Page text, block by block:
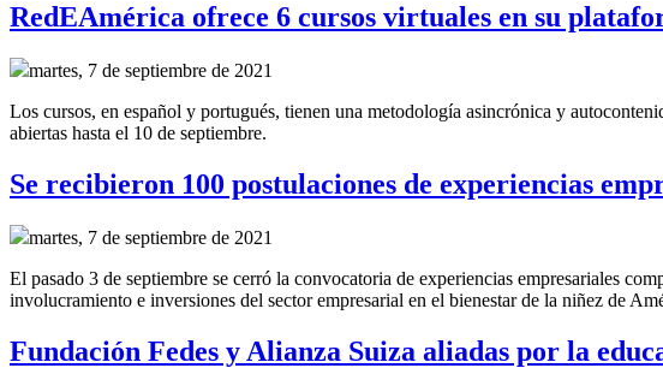
RedEAmérica ofrece 6 cursos virtuales en su
martes, 7 de septiembre de 2021
Los cursos, en español y portugués, tienen una metodología asincrónica y
abiertas hasta el 10 de septiembre.
Se recibieron 100 postulaciones de experiencias
martes, 7 de septiembre de 2021
El pasado 3 de septiembre se cerró la convocatoria de experiencias empresariales
involucramiento e inversiones del sector empresarial en el bienestar de la niñez de
Fundación Fedes y Alianza Suiza aliadas por la